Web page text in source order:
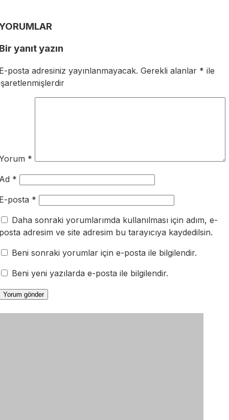
yanıt yazın
posta adresiniz yayınlanmayacak. Gerekli alanlar * ile
*
*
posta *
Daha sonraki yorumlarımda kullanılması için adım, e-
adresim ve site adresim bu tarayıcıya kaydedilsin.
Beni sonraki yorumlar için e-posta ile bilgilendir.
Beni yeni yazılarda e-posta ile bilgilendir.